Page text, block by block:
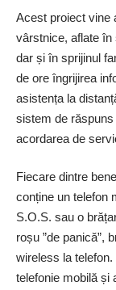
Acest proiect vine
vârstnice, aflate în
dar și în sprijinul
de ore îngrijirea
asistența la
sistem de
acordarea de
Fiecare dintre
conține un telefon
S.O.S. sau o
roșu ”de panică”,
wireless la
telefonie mobilă și